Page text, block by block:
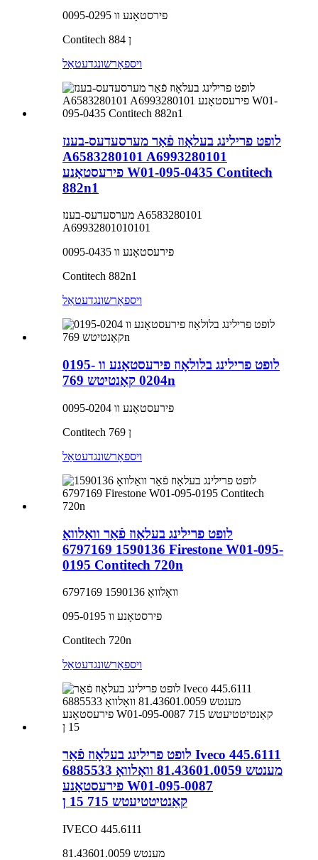
פירסטאָנע וו 0095-0295
Contitech 884 ן
ויספאָרשונגדעטאַל
לופט פרילינג בעלאָוז פֿאַר מערסעדעס-בענז
A6583280101 A6993280101
פירעסטאָנע W01-095-0435 Contitech
882n1
מערסעדעס-בענז A6583280101
A69932801010101
פירעסטאָנע וו 0095-0435
Contitech 882n1
ויספאָרשונגדעטאַל
לופט פרילינג בלולאָוז פירעסטאָנע וו 0195-
0204 קאָנטיטש 769n
פירעסטאָנע וו 0095-0204
Contitech 769 ן
ויספאָרשונגדעטאַל
לופט פרילינג בעלאָוז פֿאַר וואַלוואָ
1590136 6797169 Firestone W01-095-
0195 Contitech 720n
וואָלוואָ 1590136 6797169
פירסטאָנע וו 095-0195
Contitech 720n
ויספאָרשונגדעטאַל
לופט פרילינג בעלאָוז פֿאַר Iveco 445.6111
מענטש 81.43601.0059 וואָלוואָ 6885533
פירעסטאָנע W01-095-0087
קאַנטיטטיעטש 715 15 ן
IVECO 445.6111
מענטש 81.43601.0059